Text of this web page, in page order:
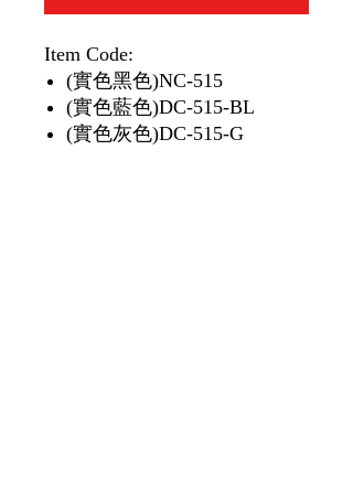
Item Code:
(實色黑色)NC-515
(實色藍色)DC-515-BL
(實色灰色)DC-515-G